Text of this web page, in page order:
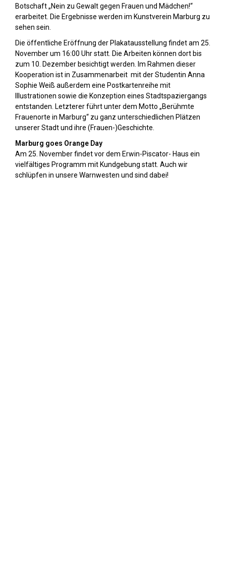
Botschaft „Nein zu Gewalt gegen Frauen und Mädchen!“
erarbeitet. Die Ergebnisse werden im Kunstverein Marburg zu
sehen sein.
Die öffentliche Eröffnung der Plakatausstellung findet am 25.
November um 16:00 Uhr statt. Die Arbeiten können dort bis
zum 10. Dezember besichtigt werden. Im Rahmen dieser
Kooperation ist in Zusammenarbeit mit der Studentin Anna
Sophie Weiß außerdem eine Postkartenreihe mit
Illustrationen sowie die Konzeption eines Stadtspaziergangs
entstanden. Letzterer führt unter dem Motto „Berühmte
Frauenorte in Marburg“ zu ganz unterschiedlichen Plätzen
unserer Stadt und ihre (Frauen-)Geschichte.
Marburg goes Orange Day
Am 25. November findet vor dem Erwin-Piscator- Haus ein
vielfältiges Programm mit Kundgebung statt. Auch wir
schlüpfen in unsere Warnwesten und sind dabei!